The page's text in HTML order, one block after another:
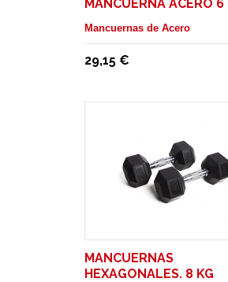
MANCUERNA ACERO 6
Mancuernas de Acero
29,15 €
MANCUERNAS
HEXAGONALES. 8 KG